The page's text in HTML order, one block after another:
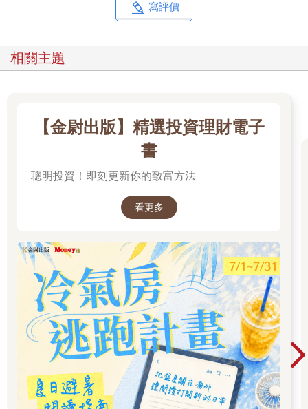
寫評價
相關主題
【金尉出版】精選投資理財電子
書
聰明投資！即刻更新你的致富方法
看更多